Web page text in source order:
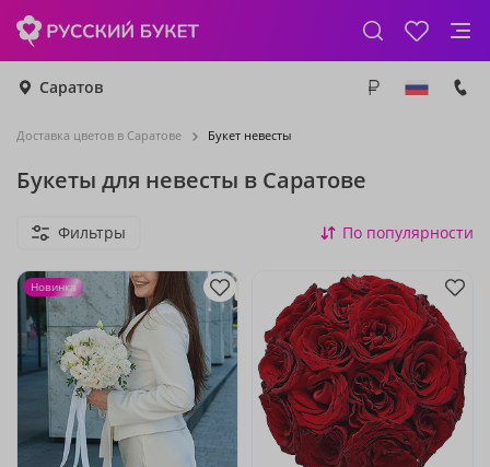
Саратов
Доставка цветов в Саратове Букет невесты
Букеты для невесты в Саратове
Фильтры По популярности
Новинка